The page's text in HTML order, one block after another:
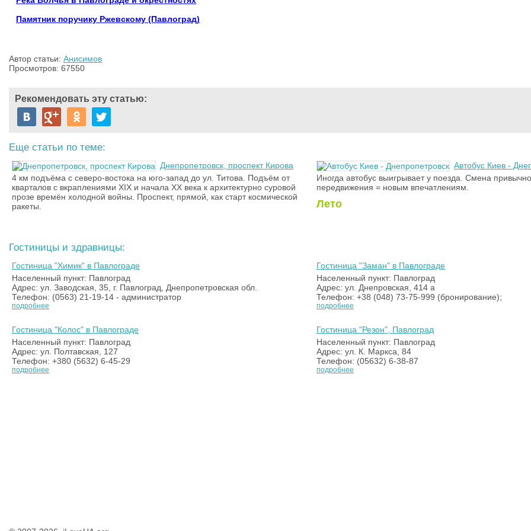
Памятник поручику Ржевскому (Павлоград)
Автор статьи: Анисимов
Просмотров: 67550
Рекомендовать эту статью:
Еще статьи по теме:
Днепропетровск, проспект Кирова
4 км подъёма с северо-востока на юго-запад до ул. Титова. Подъём от
кварталов с вкраплениями XIX и начала XX века к архитектурно суровой
прозе времён холодной войны. Проспект, прямой, как старт космической
ракеты.
Автобус Киев -
Иногда автобус выигрывает у поезда. Смена
передвижения = новым впечатлениям.
Лето
Гостиницы и здравницы:
Гостиница "Химик" в Павлограде
Населенный пункт: Павлоград
Адрес: ул. Заводская, 35, г. Павлоград, Днепропетровская обл.
Телефон: (0563) 21-19-14 - администратор
подробнее
Гостиница "Заман" в Павлограде
Населенный пункт: Павлоград
Адрес: ул. Днепровская, 414 а
Телефон: +38 (048) 73-75-999 (бронирование);
подробнее
Гостиница "Колос" в Павлограде
Населенный пункт: Павлоград
Адрес: ул. Полтавская, 127
Телефон: +380 (5632) 6-45-29
подробнее
Гостиница "Резон", Павлоград
Населенный пункт: Павлоград
Адрес: ул. К. Маркса, 84
Телефон: (05632) 6-38-87
подробнее